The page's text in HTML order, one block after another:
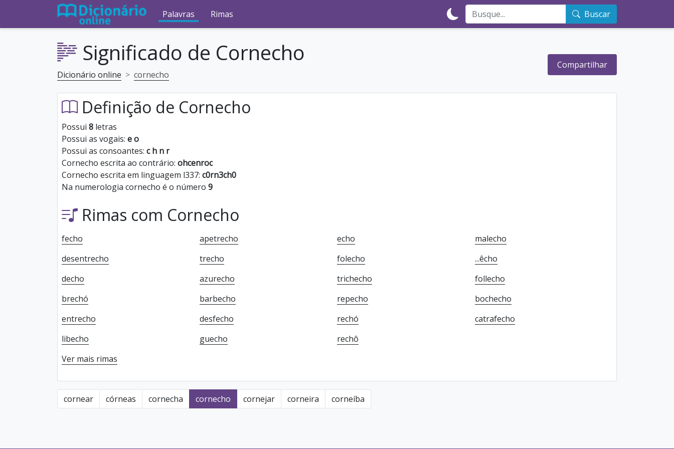
Palavras Rimas Buscar
Significado de Cornecho
Dicionário online cornecho
Compartilhar
Definição de Cornecho
Possui 8 letras
Possui as vogais: e o
Possui as consoantes: c h n r
Cornecho escrita ao contrário: ohcenroc
Cornecho escrita em linguagem l337: c0rn3ch0
Na numerologia cornecho é o número 9
Rimas com Cornecho
fecho apetrecho echo
malecho
desentrecho
trecho folecho
...êcho
decho
azurecho trichecho
follecho
brechó
barbecho repecho
bochecho
entrecho
desfecho rechó
catrafecho
libecho
guecho
rechô
Ver mais rimas
cornear córneas cornecha cornecho cornejar corneira corneíba